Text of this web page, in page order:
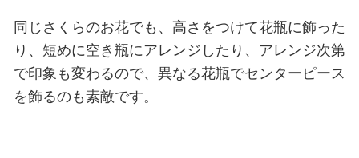
同じさくらのお花でも、高さをつけて花瓶に飾った
り、短めに空き瓶にアレンジしたり、アレンジ次第
で印象も変わるので、異なる花瓶でセンターピース
を飾るのも素敵です。